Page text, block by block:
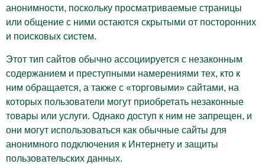
анонимности, поскольку просматриваемые страницы
или общение с ними остаются скрытыми от посторонних
и поисковых систем.
Этот тип сайтов обычно ассоциируется с незаконным
содержанием и преступными намерениями тех, кто к
ним обращается, а также с «торговыми» сайтами, на
которых пользователи могут приобретать незаконные
товары или услуги. Однако доступ к ним не запрещен, и
они могут использоваться как обычные сайты для
анонимного подключения к Интернету и защиты
пользовательских данных.